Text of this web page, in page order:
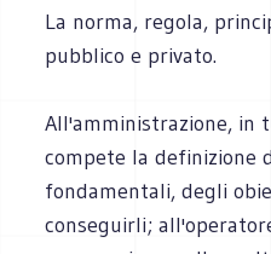
La norma, regola,
pubblico e privato.
All'amministrazione, in
compete la definizione
fondamentali, degli
conseguirli;